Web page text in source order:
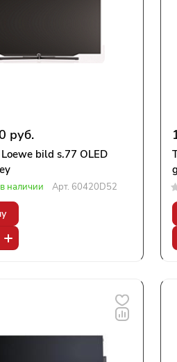
руб.
bild s.77 OLED
наличии Арт. 60420D52